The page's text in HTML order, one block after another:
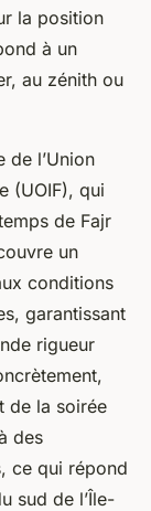
la position
à un
au zénith ou
de l’Union
(UOIF), qui
de Fajr
un
conditions
garantissant
rigueur
de la soirée
des
ce qui répond
sud de l’Île-